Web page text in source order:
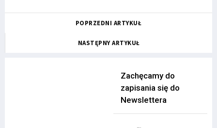
POPRZEDNI ARTYKUŁ
NASTĘPNY ARTYKUŁ
Zachęcamy do
zapisania się do
Newslettera